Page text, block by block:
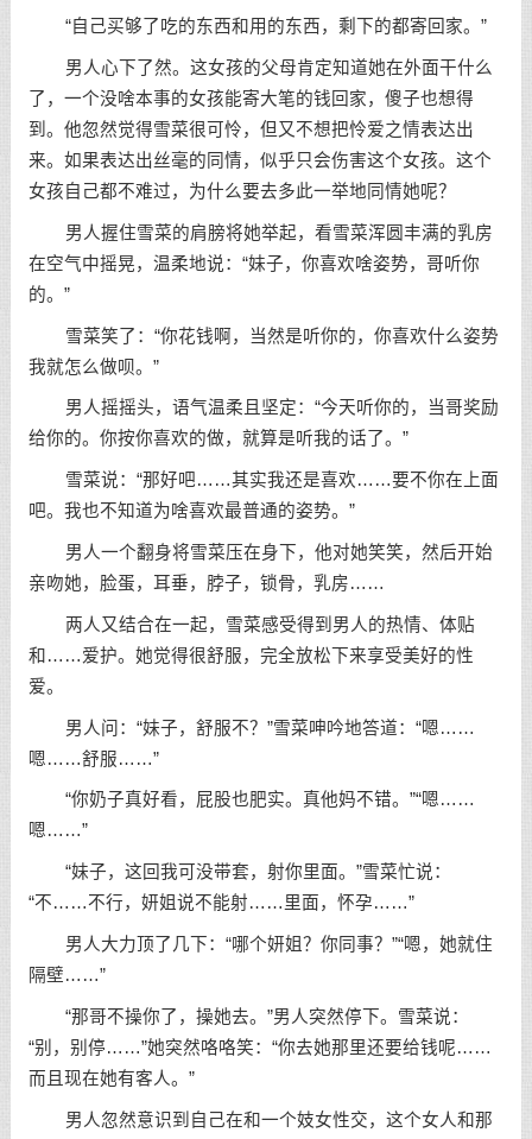
“自己买够了吃的东西和用的东西，剩下的都寄回家。”
男人心下了然。这女孩的父母肯定知道她在外面干什么
了，一个没啥本事的女孩能寄大笔的钱回家，傻子也想得
到。他忽然觉得雪菜很可怜，但又不想把怜爱之情表达出
来。如果表达出丝毫的同情，似乎只会伤害这个女孩。这个
女孩自己都不难过，为什么要去多此一举地同情她呢？
男人握住雪菜的肩膀将她举起，看雪菜浑圆丰满的乳房
在空气中摇晃，温柔地说：“妹子，你喜欢啥姿势，哥听你
的。”
雪菜笑了：“你花钱啊，当然是听你的，你喜欢什么姿势
我就怎么做呗。”
男人摇摇头，语气温柔且坚定：“今天听你的，当哥奖励
给你的。你按你喜欢的做，就算是听我的话了。”
雪菜说：“那好吧……其实我还是喜欢……要不你在上面
吧。我也不知道为啥喜欢最普通的姿势。”
男人一个翻身将雪菜压在身下，他对她笑笑，然后开始
亲吻她，脸蛋，耳垂，脖子，锁骨，乳房……
两人又结合在一起，雪菜感受得到男人的热情、体贴
和……爱护。她觉得很舒服，完全放松下来享受美好的性
爱。
男人问：“妹子，舒服不？”雪菜呻吟地答道：“嗯……
嗯……舒服……”
“你奶子真好看，屁股也肥实。真他妈不错。”“嗯……
嗯……”
“妹子，这回我可没带套，射你里面。”雪菜忙说：
“不……不行，妍姐说不能射……里面，怀孕……”
男人大力顶了几下：“哪个妍姐？你同事？”“嗯，她就住
隔壁……”
“那哥不操你了，操她去。”男人突然停下。雪菜说：
“别，别停……”她突然咯咯笑：“你去她那里还要给钱呢……
而且现在她有客人。”
男人忽然意识到自己在和一个妓女性交，这个女人和那